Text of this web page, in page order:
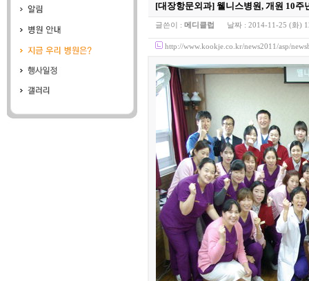
[대장항문외과] 웰니스병원, 개원 10주
글쓴이 : 메디클럽 날짜 : 2014-11-25 (화)
http://www.kookje.co.kr/news2011/asp/